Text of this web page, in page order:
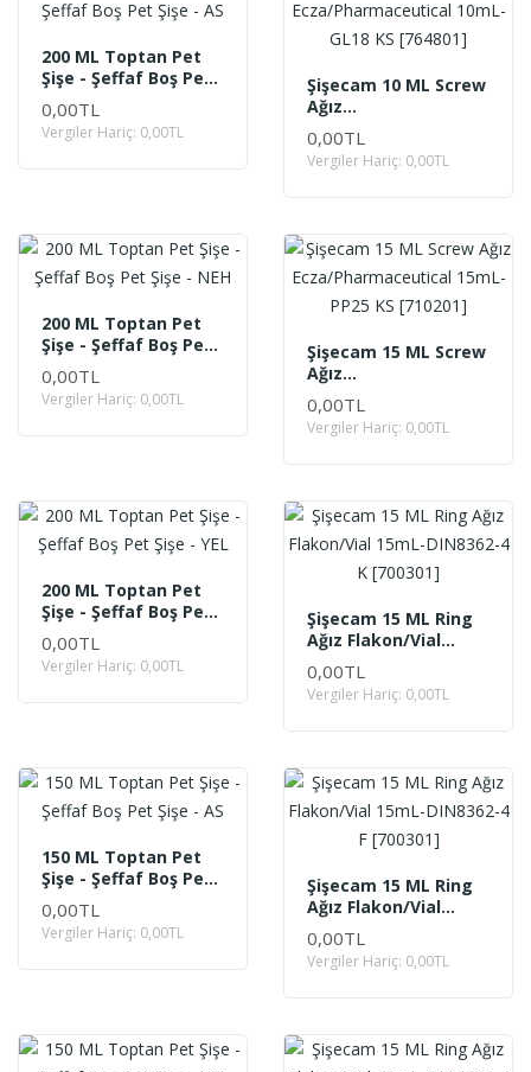
200 ML Toptan Pet
Şişe - Şeffaf Boş Pet
Şişe - AS
0,00TL
Vergiler Hariç: 0,00TL
Şişecam 10 ML Screw
Ağız
Ecza/Pharmaceutical
10mL-GL18 KS
[764801]
0,00TL
Vergiler Hariç: 0,00TL
200 ML Toptan Pet
Şişe - Şeffaf Boş Pet
Şişe - NEH
0,00TL
Vergiler Hariç: 0,00TL
Şişecam 15 ML Screw
Ağız
Ecza/Pharmaceutical
15mL-PP25 KS
[710201]
0,00TL
Vergiler Hariç: 0,00TL
200 ML Toptan Pet
Şişe - Şeffaf Boş Pet
Şişe - YEL
0,00TL
Vergiler Hariç: 0,00TL
Şişecam 15 ML Ring
Ağız Flakon/Vial
15mL-DIN8362-4 K
[700301]
0,00TL
Vergiler Hariç: 0,00TL
150 ML Toptan Pet
Şişe - Şeffaf Boş Pet
Şişe - AS
0,00TL
Vergiler Hariç: 0,00TL
Şişecam 15 ML Ring
Ağız Flakon/Vial
15mL-DIN8362-4 F
[700301]
0,00TL
Vergiler Hariç: 0,00TL